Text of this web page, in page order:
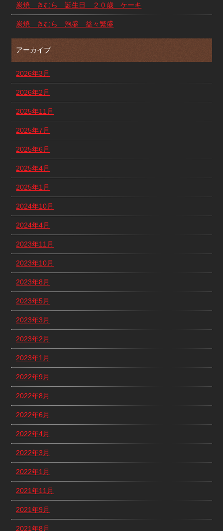
炭焼 きむら 誕生日 ２０歳 ケーキ
炭焼 きむら 泡盛 益々繁盛
アーカイブ
2026年3月
2026年2月
2025年11月
2025年7月
2025年6月
2025年4月
2025年1月
2024年10月
2024年4月
2023年11月
2023年10月
2023年8月
2023年5月
2023年3月
2023年2月
2023年1月
2022年9月
2022年8月
2022年6月
2022年4月
2022年3月
2022年1月
2021年11月
2021年9月
2021年8月